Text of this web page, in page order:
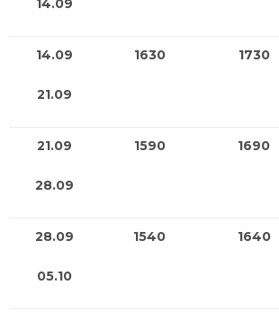
14.09
14.09
21.09
1630 1730
21.09
28.09
1590 1690
28.09
05.10
1540 1640